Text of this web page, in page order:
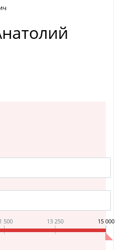
500 13 250 15 000